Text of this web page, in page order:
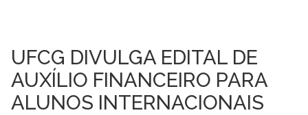
UFCG DIVULGA EDITAL DE
AUXÍLIO FINANCEIRO PARA
ALUNOS INTERNACIONAIS